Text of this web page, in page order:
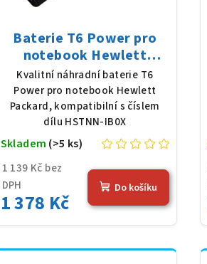
Baterie T6 Power pro
notebook Hewlett
Packard HSTNN-IB0X, Li-
Ion, 10,8 V, 5200 mAh (56
Wh), černá
Kvalitní náhradní baterie T6
Power pro notebook Hewlett
Packard, kompatibilní s číslem
dílu HSTNN-IB0X
1 139 Kč bez
DPH
1 378 Kč
Skladem (>5 ks)
Do košíku